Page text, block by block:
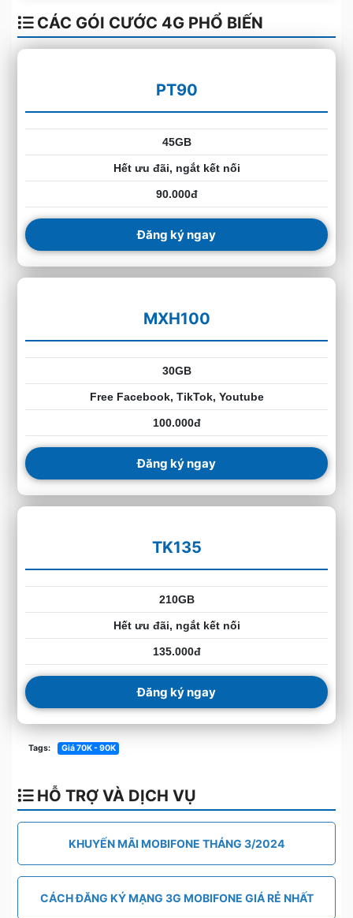
CÁC GÓI CƯỚC 4G PHỔ BIẾN
PT90
45GB
Hết ưu đãi, ngắt kết nối
90.000đ
Đăng ký ngay
MXH100
30GB
Free Facebook, TikTok, Youtube
100.000đ
Đăng ký ngay
TK135
210GB
Hết ưu đãi, ngắt kết nối
135.000đ
Đăng ký ngay
Tags: Giá 70K - 90K
HỖ TRỢ VÀ DỊCH VỤ
KHUYẾN MÃI MOBIFONE THÁNG 3/2024
CÁCH ĐĂNG KÝ MẠNG 3G MOBIFONE GIÁ RẺ NHẤT